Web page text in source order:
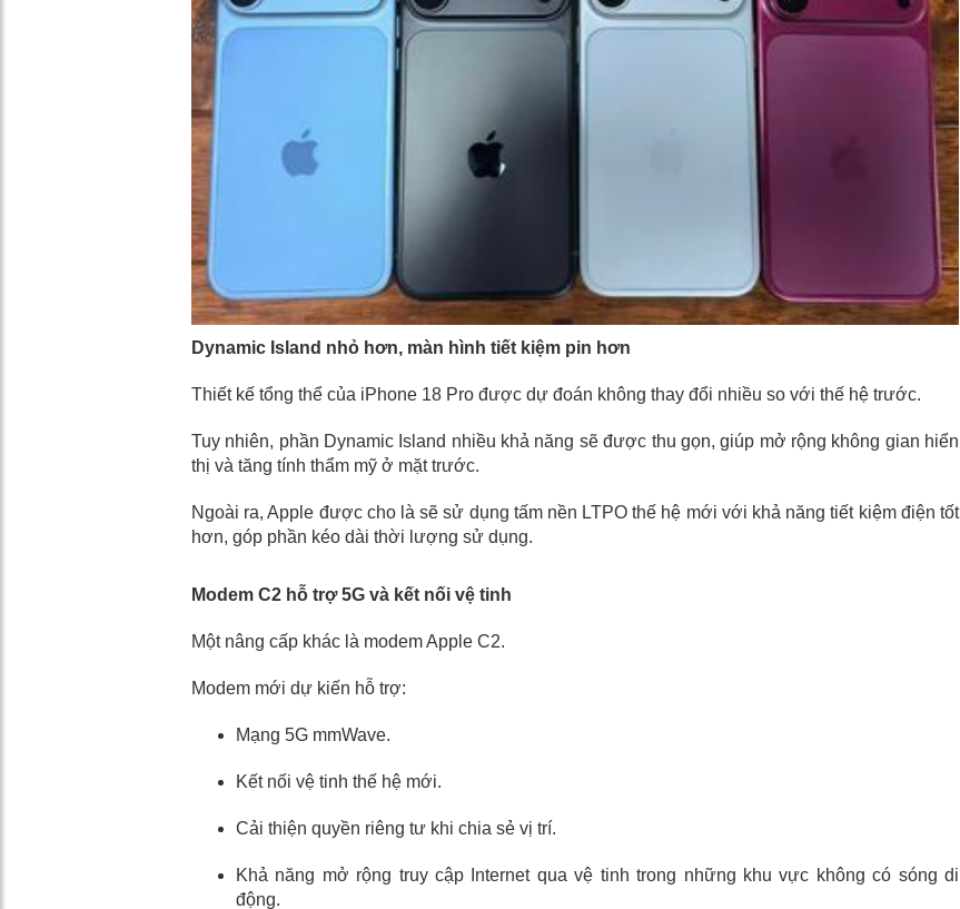
Dynamic Island nhỏ hơn, màn hình tiết kiệm pin hơn
Thiết kế tổng thể của iPhone 18 Pro được dự đoán không thay đổi nhiều so với thế hệ trước.
Tuy nhiên, phần Dynamic Island nhiều khả năng sẽ được thu gọn, giúp mở rộng không gian hiển
thị và tăng tính thẩm mỹ ở mặt trước.
Ngoài ra, Apple được cho là sẽ sử dụng tấm nền LTPO thế hệ mới với khả năng tiết kiệm điện tốt
hơn, góp phần kéo dài thời lượng sử dụng.
Modem C2 hỗ trợ 5G và kết nối vệ tinh
Một nâng cấp khác là modem Apple C2.
Modem mới dự kiến hỗ trợ:
Mạng 5G mmWave.
Kết nối vệ tinh thế hệ mới.
Cải thiện quyền riêng tư khi chia sẻ vị trí.
Khả năng mở rộng truy cập Internet qua vệ tinh trong những khu vực không có sóng di
động.